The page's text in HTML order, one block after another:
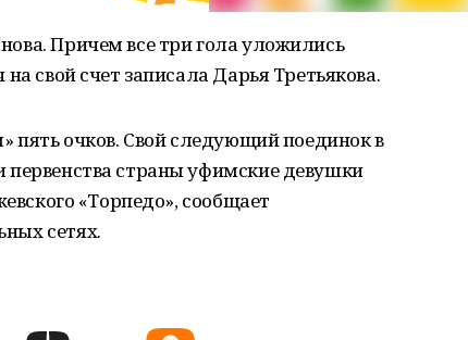
Причем все три гола уложились
свой счет записала Дарья Третьякова.
пять очков. Свой следующий поединок в
первенства страны уфимские девушки
«Торпедо», сообщает
сетях.